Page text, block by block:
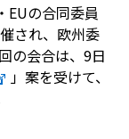
EUの合同委員
され、欧州委
の会合は、9日
」案を受けて、